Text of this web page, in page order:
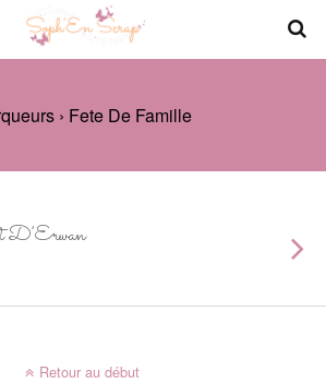
› Fete De Famille
Retour au début